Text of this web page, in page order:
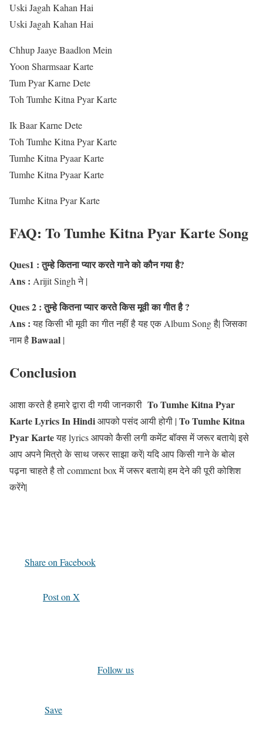
Uski Jagah Kahan Hai
Uski Jagah Kahan Hai
Chhup Jaaye Baadlon Mein
Yoon Sharmsaar Karte
Tum Pyar Karne Dete
Toh Tumhe Kitna Pyar Karte
Ik Baar Karne Dete
Toh Tumhe Kitna Pyar Karte
Tumhe Kitna Pyaar Karte
Tumhe Kitna Pyaar Karte
Tumhe Kitna Pyar Karte
FAQ: To Tumhe Kitna Pyar Karte Song
Ques1 : तुम्हे कितना प्यार करते गाने को कौन गया है?
Ans : Arijit Singh ने |
Ques 2 : तुम्हे कितना प्यार करते किस मूवी का गीत है ?
Ans :यह किसी भी मूवी का गीत नहीं है यह एक Album Song है| जिसका
नाम हैBawaal |
Conclusion
आशा करते है हमारे द्वारा दी गयी जानकारी To Tumhe Kitna Pyar
Karte Lyrics In Hindiआपको पसंद आयी होगी |ToTumhe Kitna
Pyar Karteयह lyrics आपको कैसी लगी कमेंट बॉक्स में जरूर बताये| इसे
आप अपने मित्रो के साथ जरूर साझा करें| यदि आप किसी गाने के बोल
पढ़ना चाहते है तो comment box में जरूर बताये| हम देने की पूरी कोशिश
करेंगे|
Share on Facebook
Post on X
Follow us
Save